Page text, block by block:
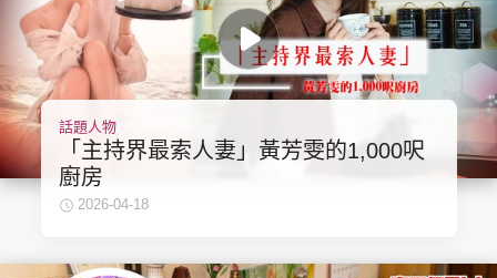
話題人物
「主持界最索人妻」黃芳雯的1,000呎
廚房
2026-04-18